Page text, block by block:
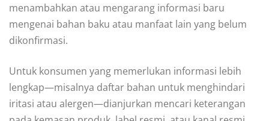
menambahkan atau mengarang informasi baru
mengenai bahan baku atau manfaat lain yang belum
dikonfirmasi.
Untuk konsumen yang memerlukan informasi lebih
lengkap—misalnya daftar bahan untuk menghindari
iritasi atau alergen—dianjurkan mencari keterangan